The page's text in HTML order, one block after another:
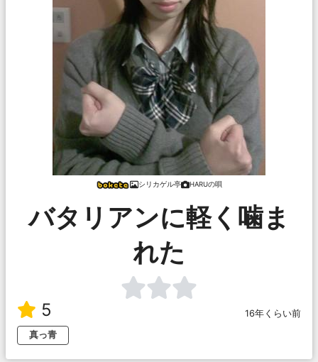
シリカゲル亭 HARUの唄
バタリアンに軽く噛ま
れた
5
16年くらい前
真っ青